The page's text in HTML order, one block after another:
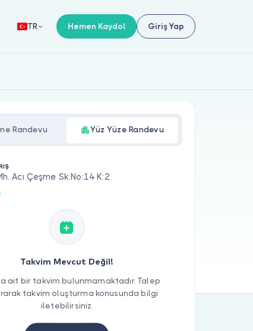
TR Hemen Kaydol Giriş Yap
Randevu Yüz Yüze Randevu
Acı Çeşme Sk.No:14 K:2
Takvim Mevcut Değil!
ait bir takvim bulunmamaktadır. Talep
takvim oluşturma konusunda bilgi
iletebilirsiniz.